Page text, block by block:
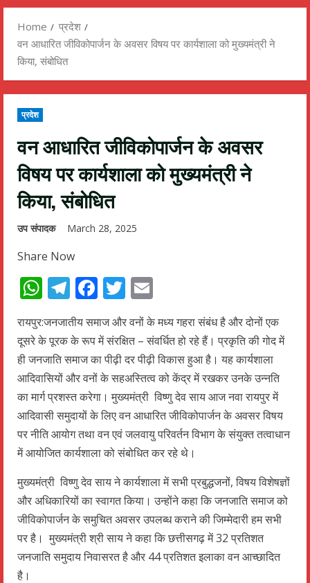
Home
प्रदेश
वन आधारित जीविकोपार्जन के अवसर विषय पर कार्यशाला को मुख्यमंत्री ने
किया, संबोधित
प्रदेश
वन आधारित जीविकोपार्जन के अवसर
विषय पर कार्यशाला को मुख्यमंत्री ने
किया, संबोधित
उप संपादक March 28, 2025
Share Now
WhatsApp
Telegram
Facebook
Twitter
रायपुर:जनजातीय समाज और वनों के मध्य गहरा संबंध है और दोनों एक
दूसरे के पूरक के रूप में संरक्षित – संवर्धित हो रहे हैं। प्रकृति की गोद में
ही जनजाति समाज का पीढ़ी दर पीढ़ी विकास हुआ है। यह कार्यशाला
आदिवासियों और वनों के सहअस्तित्व को केंद्र में रखकर उनके उन्नति
का मार्ग प्रशस्त करेगा। मुख्यमंत्री विष्णु देव साय आज नवा रायपुर में
आदिवासी समुदायों के लिए वन आधारित जीविकोपार्जन के अवसर विषय
पर नीति आयोग तथा वन एवं जलवायु परिवर्तन विभाग के संयुक्त तत्वाधान
में आयोजित कार्यशाला को संबोधित कर रहे थे।
मुख्यमंत्री विष्णु देव साय ने कार्यशाला में सभी प्रबुद्धजनों, विषय विशेषज्ञों
और अधिकारियों का स्वागत किया। उन्होंने कहा कि जनजाति समाज को
जीविकोपार्जन के समुचित अवसर उपलब्ध कराने की जिम्मेदारी हम सभी
पर है। मुख्यमंत्री श्री साय ने कहा कि छत्तीसगढ़ में 32 प्रतिशत
जनजाति समुदाय निवासरत है और 44 प्रतिशत इलाका वन आच्छादित
है।